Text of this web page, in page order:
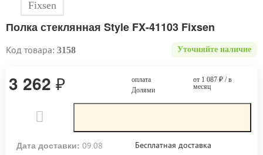
Полка стеклянная Style FX-41103 Fixsen
Код товара: 3158 Уточняйте наличие
3 262 ₽
оплата
Долями
от 1 087 ₽/ в
месяц
Дата доставки: 09.08
Бесплатная доставка